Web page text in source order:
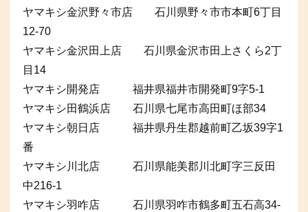
ヤマキシ金沢野々市店 石川県野々市市本町6丁目
12-70
ヤマキシ金沢田上店 石川県金沢市田上さくら2丁
目14
ヤマキシ開発店 福井県福井市開発町9字5-1
ヤマキシ田鶴浜店 石川県七尾市高田町ほ部34
ヤマキシ朝日店 福井県丹生郡越前町乙坂39字1
番
ヤマキシ川北店 石川県能美郡川北町字三反田
中216-1
ヤマキシ羽咋店 石川県羽咋市鶴多町五石高34-